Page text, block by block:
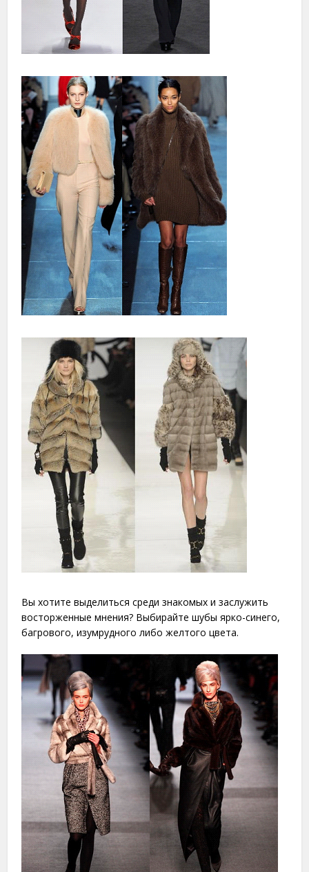
Вы хотите выделиться среди знакомых и заслужить
восторженные мнения? Выбирайте шубы ярко-синего,
багрового, изумрудного либо желтого цвета.